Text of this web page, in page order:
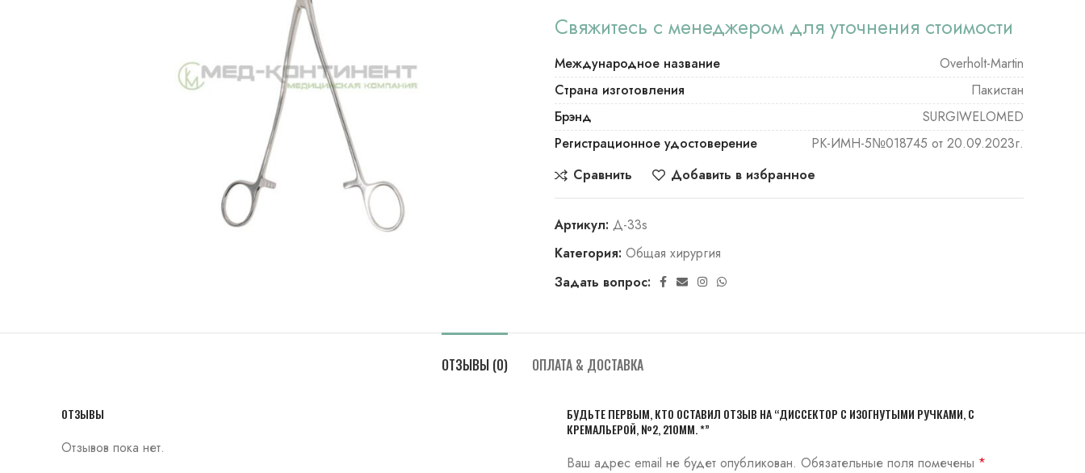
Свяжитесь с менеджером для уточнения стоимости
Международное название
Overholt-Martin
Страна изготовления
Пакистан
Брэнд
SURGIWELOMED
Регистрационное удостоверение
РК-ИМН-5№018745 от 20.09.2023г.
Сравнить
Добавить в избранное
Артикул: Д-33s
Категория: Общая хирургия
Задать вопрос:
ОТЗЫВЫ (0) ОПЛАТА & ДОСТАВКА
ОТЗЫВЫ
Отзывов пока нет.
БУДЬТЕ ПЕРВЫМ, КТО ОСТАВИЛ ОТЗЫВ НА “ДИССЕКТОР С ИЗОГНУТЫМИ РУЧКАМИ, С
КРЕМАЛЬЕРОЙ, №2, 210ММ. *”
Ваш адрес email не будет опубликован. Обязательные поля помечены *